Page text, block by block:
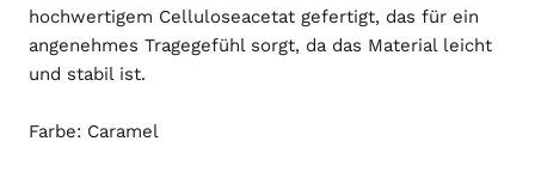
hochwertigem Celluloseacetat gefertigt, das für ein
angenehmes Tragegefühl sorgt, da das Material leicht
und stabil ist.
Farbe: Caramel